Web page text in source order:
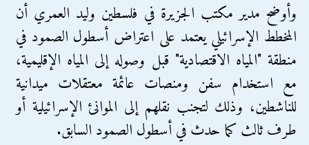
وأوضح مدير مكتب الجزيرة في فلسطين وليد العمري أن
المخطط الإسرائيلي يعتمد على اعتراض أسطول الصمود في
منطقة "المياه الاقتصادية" قبل وصوله إلى المياه الإقليمية،
مع استخدام سفن ومنصات عائمة معتقلات ميدانية
للناشطين، وذلك لتجنب نقلهم إلى الموانئ الإسرائيلية أو
طرف ثالث كما حدث في أسطول الصمود السابق.